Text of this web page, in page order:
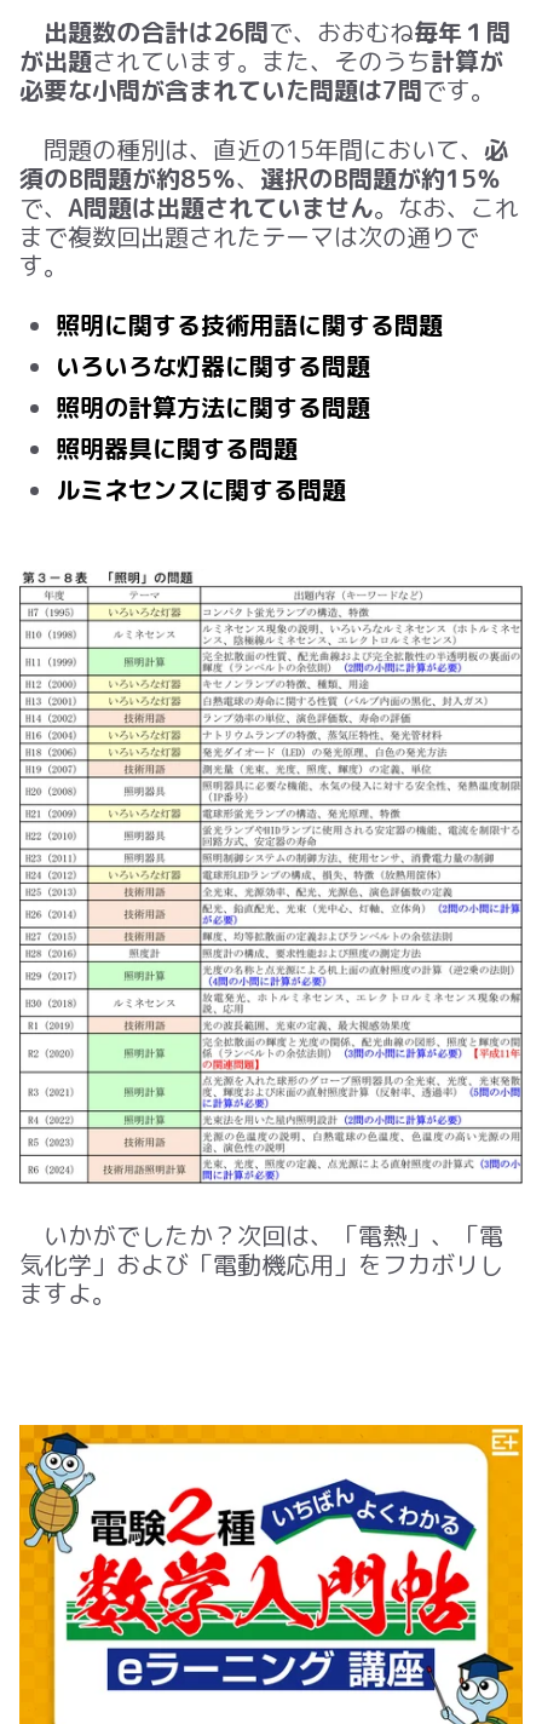
出題数の合計は26問で、おおむね毎年１問
が出題されています。また、そのうち計算が
必要な小問が含まれていた問題は7問です。
問題の種別は、直近の15年間において、 必
須のB問題が約85％、 選択のB問題が約15％
で、 A問題は出題されていません。なお、これ
まで複数回出題されたテーマは次の通りで
す。
照明に関する技術用語に関する問題
いろいろな灯器に関する問題
照明の計算方法に関する問題
照明器具に関する問題
ルミネセンスに関する問題
いかがでしたか？次回は、「電熱」、「電
気化学」および「電動機応用」をフカボリし
ますよ。